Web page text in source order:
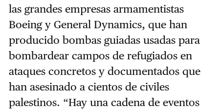
las grandes empresas armamentistas
Boeing y General Dynamics, que han
producido bombas guiadas usadas para
bombardear campos de refugiados en
ataques concretos y documentados que
han asesinado a cientos de civiles
palestinos. “Hay una cadena de eventos